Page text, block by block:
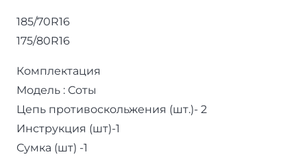
185/70R16
175/80R16
Комплектация
Модель : Соты
Цепь противоскольжения (шт.)- 2
Инструкция (шт)-1
Сумка (шт) -1